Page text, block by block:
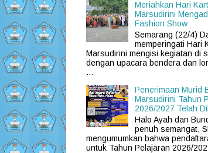
Meriahkan Hari
Marsudirini
Fashion Show
Semarang (22/4)
memperingati Hari
Marsudirini mengisi kegiatan di
dengan upacara bendera dan
...
Penerimaan Murid
Marsudirini Tahun
2026/2027 Telah
Halo Ayah dan
penuh semangat,
mengumumkan bahwa
untuk Tahun Pelajaran 2026/